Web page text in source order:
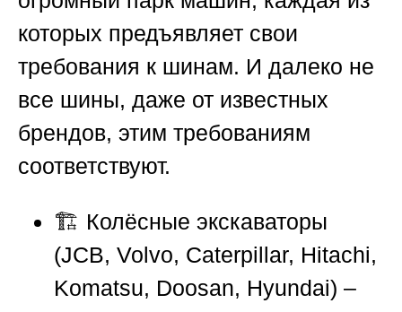
которых предъявляет свои
требования к шинам. И далеко не
все шины, даже от известных
брендов, этим требованиям
соответствуют.
🏗️ Колёсные экскаваторы
(JCB, Volvo, Caterpillar, Hitachi,
Komatsu, Doosan, Hyundai) –